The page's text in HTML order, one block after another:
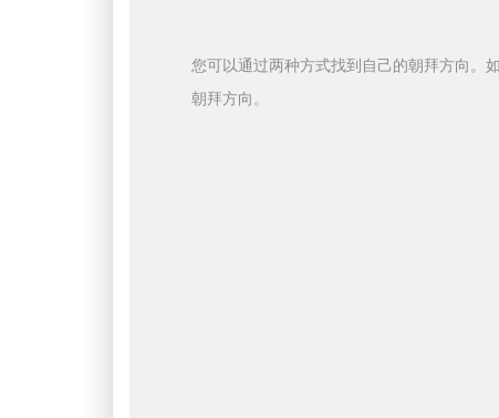
您可以通过两种方式找到自己的朝拜方向。
朝拜方向。